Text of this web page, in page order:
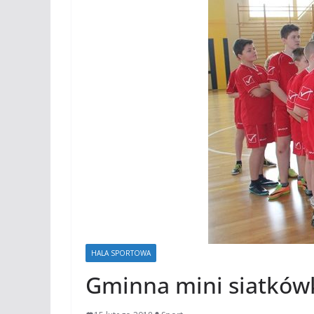
HALA SPORTOWA
Gminna mini